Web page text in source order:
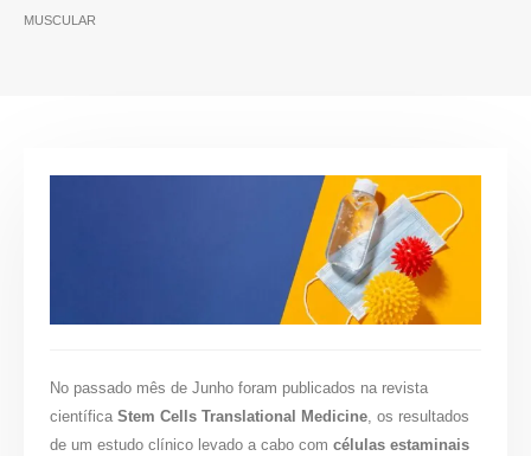
MUSCULAR
No passado mês de Junho foram publicados na revista
científicaStem Cells Translational Medicine, os resultados
de um estudo clínico levado a cabo comcélulas estaminais